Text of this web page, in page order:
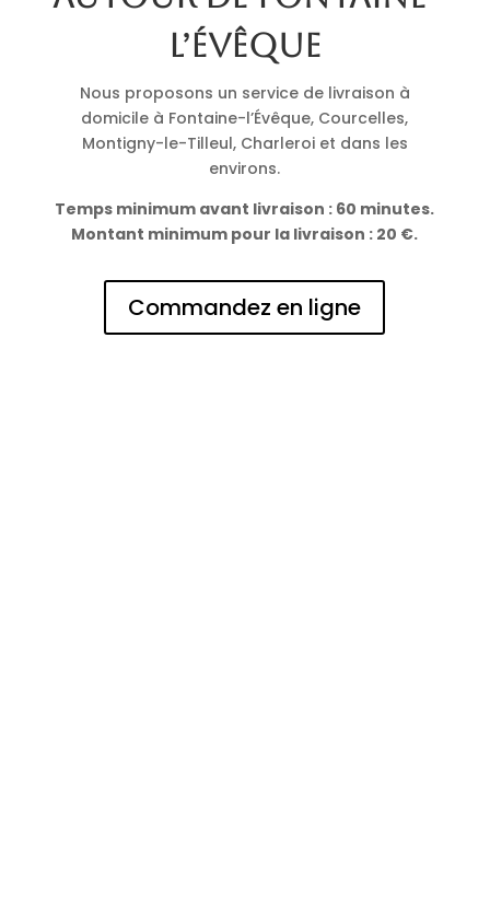
l’Évêque
Nous proposons un service de livraison à
domicile à Fontaine-l’Évêque, Courcelles,
Montigny-le-Tilleul, Charleroi et dans les
environs.
Temps minimum avant livraison : 60 minutes.
Montant minimum pour la livraison : 20 €.
Commandez en ligne